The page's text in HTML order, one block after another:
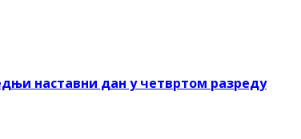
наставни дан у четвртом разреду